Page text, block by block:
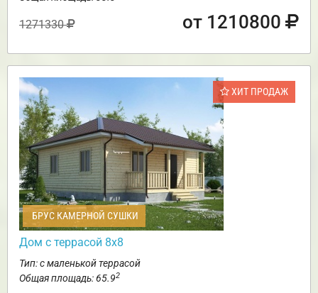
1271330 от 1210800
ХИТ ПРОДАЖ
БРУС КАМЕРНОЙ СУШКИ
Дом с террасой 8х8
Тип: с маленькой террасой
Общая площадь: 65.92